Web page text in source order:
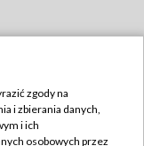
zgody na
i zbierania danych,
i ich
osobowych przez